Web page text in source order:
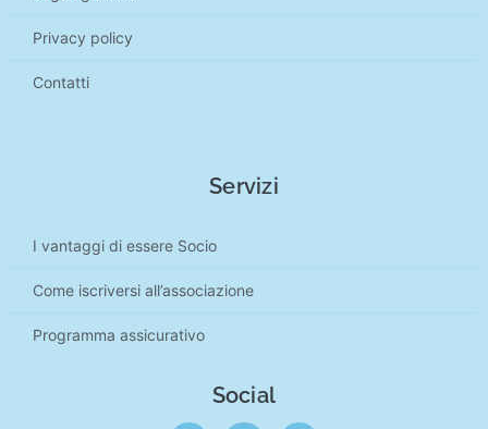
Privacy policy
Contatti
Servizi
I vantaggi di essere Socio
Come iscriversi all’associazione
Programma assicurativo
Social